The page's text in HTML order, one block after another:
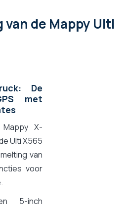
van de Mappy Ulti
De
met
X-
Ulti X565
van
voor
5-inch